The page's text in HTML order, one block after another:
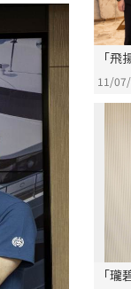
「
11/
「